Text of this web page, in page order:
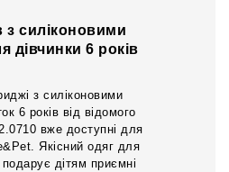
з силіконовими
дівчинки 6 років
з силіконовими
6 років від відомого
вже доступні для
Якісний одяг для
дітям приємні